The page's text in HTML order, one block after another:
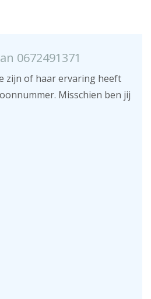
0672491371
zijn of haar ervaring heeft
Misschien ben jij